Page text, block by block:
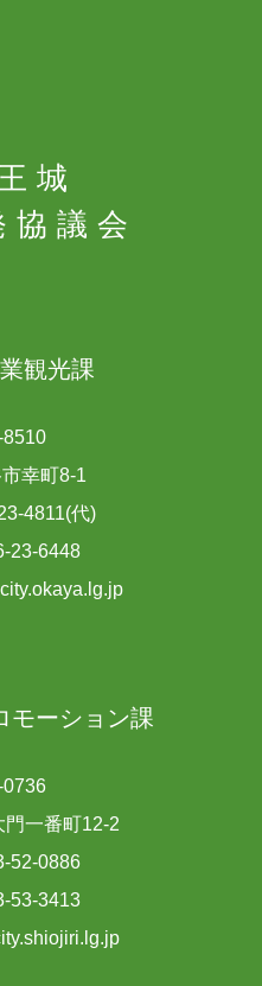
城
協議会
観光課
8510
幸町8-1
4811(代)
23-6448
モーション課
0736
一番町12-2
52-0886
53-3413